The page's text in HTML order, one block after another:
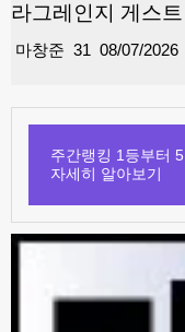
라그레인지 게스
31
마창준 08/07/2026
주간랭킹 1등부터
자세히 알아보기